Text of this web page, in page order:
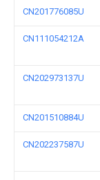
CN201776085U
CN111054212A
CN202973137U
CN201510884U
CN202237587U